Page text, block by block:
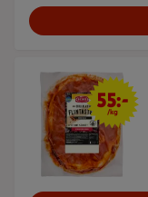
55 kr/kg
55:-
/kg